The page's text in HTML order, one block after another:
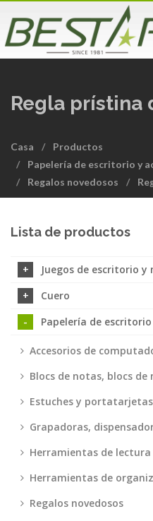
Regla prístina
Casa
Productos
Papelería de escritorio y
Regalos novedosos
Lista de productos
Juegos de escritorio y
Cuero
Papelería de
Accesorios de
Blocs de notas, blocs
Estuches y
Grapadoras,
Herramientas de
Herramientas de
Regalos novedosos